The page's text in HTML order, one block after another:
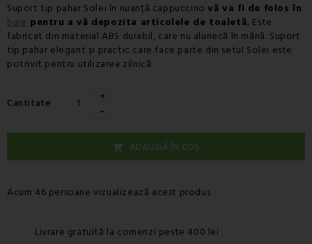
Suport tip pahar Solei în nuanță cappuccinovă va fi de folos în
baie pentru a vă depozita articolele de toaletă. Este
fabricat din material ABS durabil, care nu alunecă în mână. Suport
tip pahar elegant și practic care face parte din setul Solei este
potrivit pentru utilizarea zilnică.
Cantitate +
-
 ADAUGĂ ÎN COȘ
Acum 46 persoane vizualizează acest produs
Livrare gratuită la comenzi peste 400 lei